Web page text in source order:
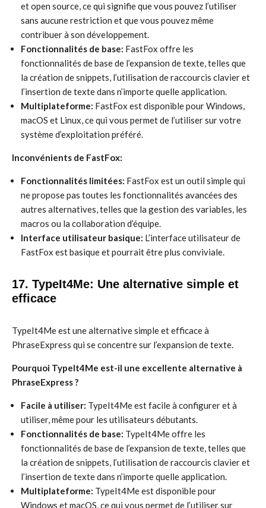
et open source, ce qui signifie que vous pouvez l’utiliser
sans aucune restriction et que vous pouvez même
contribuer à son développement.
Fonctionnalités de base: FastFox offre les
fonctionnalités de base de l’expansion de texte, telles que
la création de snippets, l’utilisation de raccourcis clavier et
l’insertion de texte dans n’importe quelle application.
Multiplateforme: FastFox est disponible pour Windows,
macOS et Linux, ce qui vous permet de l’utiliser sur votre
système d’exploitation préféré.
Inconvénients de FastFox:
Fonctionnalités limitées: FastFox est un outil simple qui
ne propose pas toutes les fonctionnalités avancées des
autres alternatives, telles que la gestion des variables, les
macros ou la collaboration d’équipe.
Interface utilisateur basique: L’interface utilisateur de
FastFox est basique et pourrait être plus conviviale.
17. TypeIt4Me: Une alternative simple et
efficace
TypeIt4Me est une alternative simple et efficace à
PhraseExpress qui se concentre sur l’expansion de texte.
Pourquoi TypeIt4Me est-il une excellente alternative à
PhraseExpress ?
Facile à utiliser: TypeIt4Me est facile à configurer et à
utiliser, même pour les utilisateurs débutants.
Fonctionnalités de base: TypeIt4Me offre les
fonctionnalités de base de l’expansion de texte, telles que
la création de snippets, l’utilisation de raccourcis clavier et
l’insertion de texte dans n’importe quelle application.
Multiplateforme: TypeIt4Me est disponible pour
Windows et macOS, ce qui vous permet de l’utiliser sur